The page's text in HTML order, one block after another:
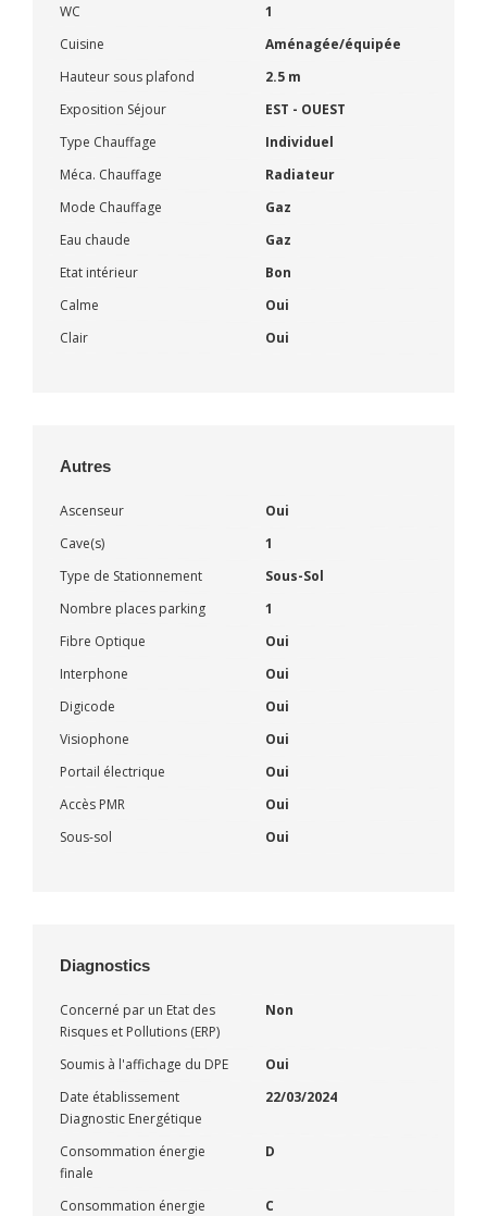
WC
1
Cuisine
Aménagée/équipée
Hauteur sous plafond
2.5 m
Exposition Séjour
EST - OUEST
Type Chauffage
Individuel
Méca. Chauffage
Radiateur
Mode Chauffage
Gaz
Eau chaude
Gaz
Etat intérieur
Bon
Calme
Oui
Clair
Oui
Autres
Ascenseur
Oui
Cave(s)
1
Type de Stationnement
Sous-Sol
Nombre places parking
1
Fibre Optique
Oui
Interphone
Oui
Digicode
Oui
Visiophone
Oui
Portail électrique
Oui
Accès PMR
Oui
Sous-sol
Oui
Diagnostics
Concerné par un Etat des
Risques et Pollutions (ERP)
Non
Soumis à l'affichage du DPE
Oui
Date établissement
Diagnostic Energétique
22/03/2024
Consommation énergie
finale
D
Consommation énergie
C